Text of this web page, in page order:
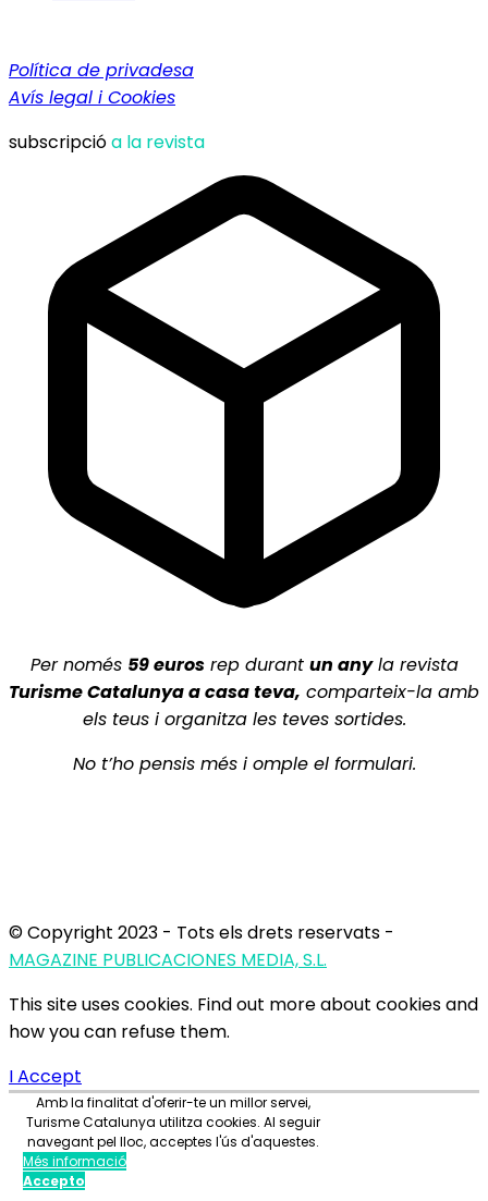
Política de privadesa
Avís legal i Cookies
subscripcióa la revista
Per només 59 eurosrep durant un anyla revista
Turisme Catalunya a casa teva, comparteix-la amb
els teus i organitza les teves sortides.
No t’ho pensis més i omple el formulari.
© Copyright 2023 - Tots els drets reservats -
MAGAZINE PUBLICACIONES MEDIA, S.L.
This site uses cookies. Find out more about cookies and
how you can refuse them.
I Accept
Amb la finalitat d'oferir-te un millor servei,
Turisme Catalunya utilitza cookies. Al seguir
navegant pel lloc, acceptes l'ús d'aquestes.
Més informació
Accepto